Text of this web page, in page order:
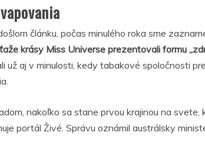
článku, počas minulého roka sme
krásy Miss Universe prezentovali formu
už aj v minulosti, kedy tabakové spoločnosti
nakoľko sa stane prvou krajinou na svete,
portál Živé. Správu oznámil austrálsky